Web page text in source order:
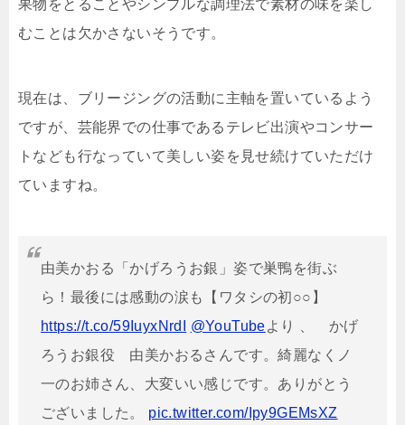
果物をとることやシンプルな調理法で素材の味を楽し
むことは欠かさないそうです。
現在は、ブリージングの活動に主軸を置いているよう
ですが、芸能界での仕事であるテレビ出演やコンサー
トなども行なっていて美しい姿を見せ続けていただけ
ていますね。
由美かおる「かげろうお銀」姿で巣鴨を街ぶ
ら！最後には感動の涙も【ワタシの初○○】
https://t.co/59IuyxNrdI
@YouTubeより 、 かげ
ろうお銀役 由美かおるさんです。綺麗なくノ
一のお姉さん、大変いい感じです。ありがとう
ございました。 pic.twitter.com/Ipy9GEMsXZ